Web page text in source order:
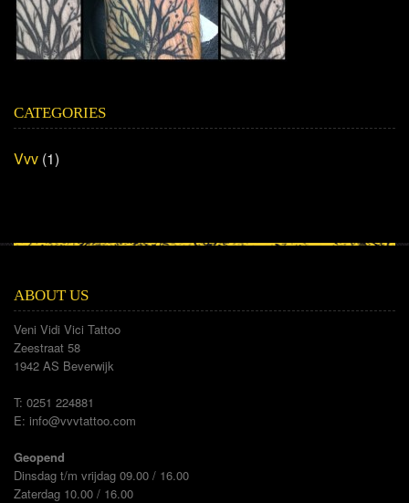
CATEGORIES
Vvv (1)
ABOUT US
Veni Vidi Vici Tattoo
Zeestraat 58
1942 AS Beverwijk
T: 0251 224881
E: info@vvvtattoo.com
Geopend
Dinsdag t/m vrijdag 09.00 / 16.00
Zaterdag 10.00 / 16.00